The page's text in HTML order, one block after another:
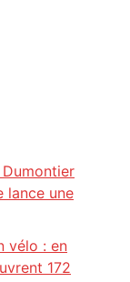
lance une
vélo : en
172